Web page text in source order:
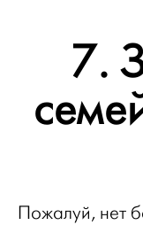
7.
Пожалуй, нет